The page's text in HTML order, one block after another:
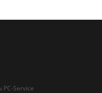
Service